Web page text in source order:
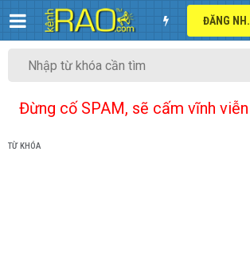
Đừng cố SPAM, sẽ cấm vĩnh
TỪ KHÓA